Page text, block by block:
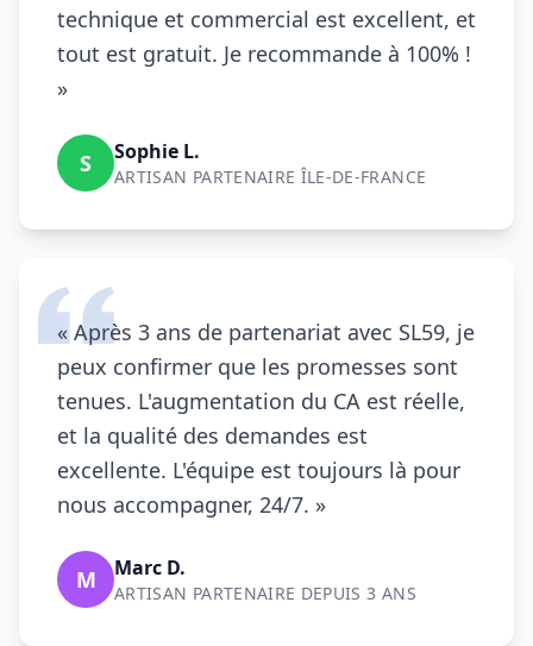
technique et commercial est excellent, et
tout est gratuit. Je recommande à 100% !
»
S Sophie L.
ARTISAN PARTENAIRE ÎLE-DE-FRANCE
« Après 3 ans de partenariat avec SL59, je
peux confirmer que les promesses sont
tenues. L'augmentation du CA est réelle,
et la qualité des demandes est
excellente. L'équipe est toujours là pour
nous accompagner, 24/7. »
M Marc D.
ARTISAN PARTENAIRE DEPUIS 3 ANS